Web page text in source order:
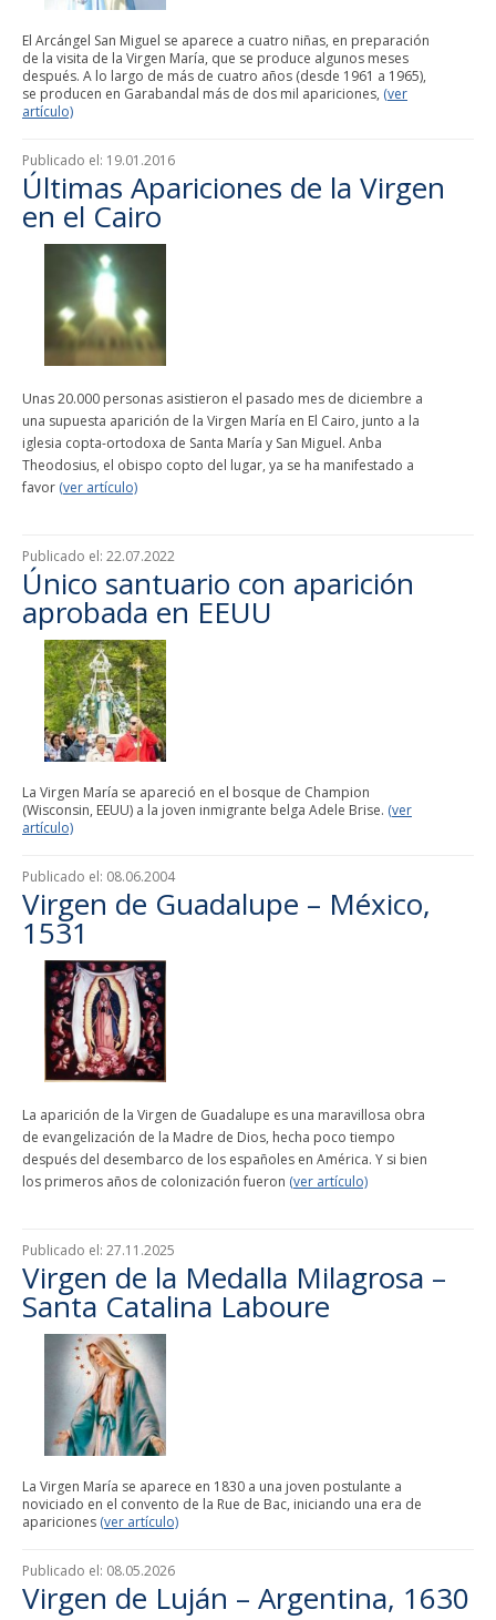
El Arcángel San Miguel se aparece a cuatro niñas, en preparación
de la visita de la Virgen María, que se produce algunos meses
después. A lo largo de más de cuatro años (desde 1961 a 1965),
se producen en Garabandal más de dos mil apariciones, (ver
artículo)
Publicado el: 19.01.2016
Últimas Apariciones de la Virgen
en el Cairo
Unas 20.000 personas asistieron el pasado mes de diciembre a
una supuesta aparición de la Virgen María en El Cairo, junto a la
iglesia copta-ortodoxa de Santa María y San Miguel. Anba
Theodosius, el obispo copto del lugar, ya se ha manifestado a
favor (ver artículo)
Publicado el: 22.07.2022
Único santuario con aparición
aprobada en EEUU
La Virgen María se apareció en el bosque de Champion
(Wisconsin, EEUU) a la joven inmigrante belga Adele Brise. (ver
artículo)
Publicado el: 08.06.2004
Virgen de Guadalupe – México,
1531
La aparición de la Virgen de Guadalupe es una maravillosa obra
de evangelización de la Madre de Dios, hecha poco tiempo
después del desembarco de los españoles en América. Y si bien
los primeros años de colonización fueron (ver artículo)
Publicado el: 27.11.2025
Virgen de la Medalla Milagrosa –
Santa Catalina Laboure
La Virgen María se aparece en 1830 a una joven postulante a
noviciado en el convento de la Rue de Bac, iniciando una era de
apariciones (ver artículo)
Publicado el: 08.05.2026
Virgen de Luján – Argentina, 1630